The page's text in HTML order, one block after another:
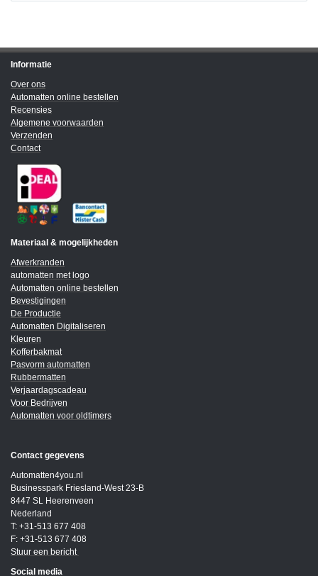
Informatie
Over ons
Automatten online bestellen
Recensies
Algemene voorwaarden
Verzenden
Contact
Materiaal & mogelijkheden
Afwerkranden
automatten met logo
Automatten online bestellen
Bevestigingen
De Productie
Automatten Digitaliseren
Kleuren
Kofferbakmat
Pasvorm automatten
Rubbermatten
Verjaardagscadeau
Voor Bedrijven
Automatten voor oldtimers
Contact gegevens
Automatten4you.nl
Businesspark Friesland-West 23-B
8447 SL Heerenveen
Nederland
T: +31-513 677 408
F: +31-513 677 408
Stuur een bericht
Social media